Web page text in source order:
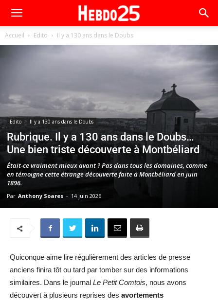
Accueil Edito Il y a 130 ans dans le Doubs
Edito Il y a 130 ans dans le Doubs
Rubrique. Il y a 130 ans dans le Doubs…
Une bien triste découverte à Montbéliard
Était-ce vraiment mieux avant ? Pas dans tous les domaines, comme
en témoigne cette étrange découverte faite à Montbéliard en juin
1896.
Par Anthony Soares - 14 juin 2026
Quiconque aime lire régulièrement des articles de presse
anciens finira tôt ou tard par tomber sur des informations
similaires. Dans le journal Le Petit Comtois, nous avons
découvert à plusieurs reprises des avortements